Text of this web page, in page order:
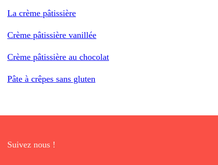
La crème pâtissière
Crème pâtissière vanillée
Crème pâtissière au chocolat
Pâte à crêpes sans gluten
Suivez nous !